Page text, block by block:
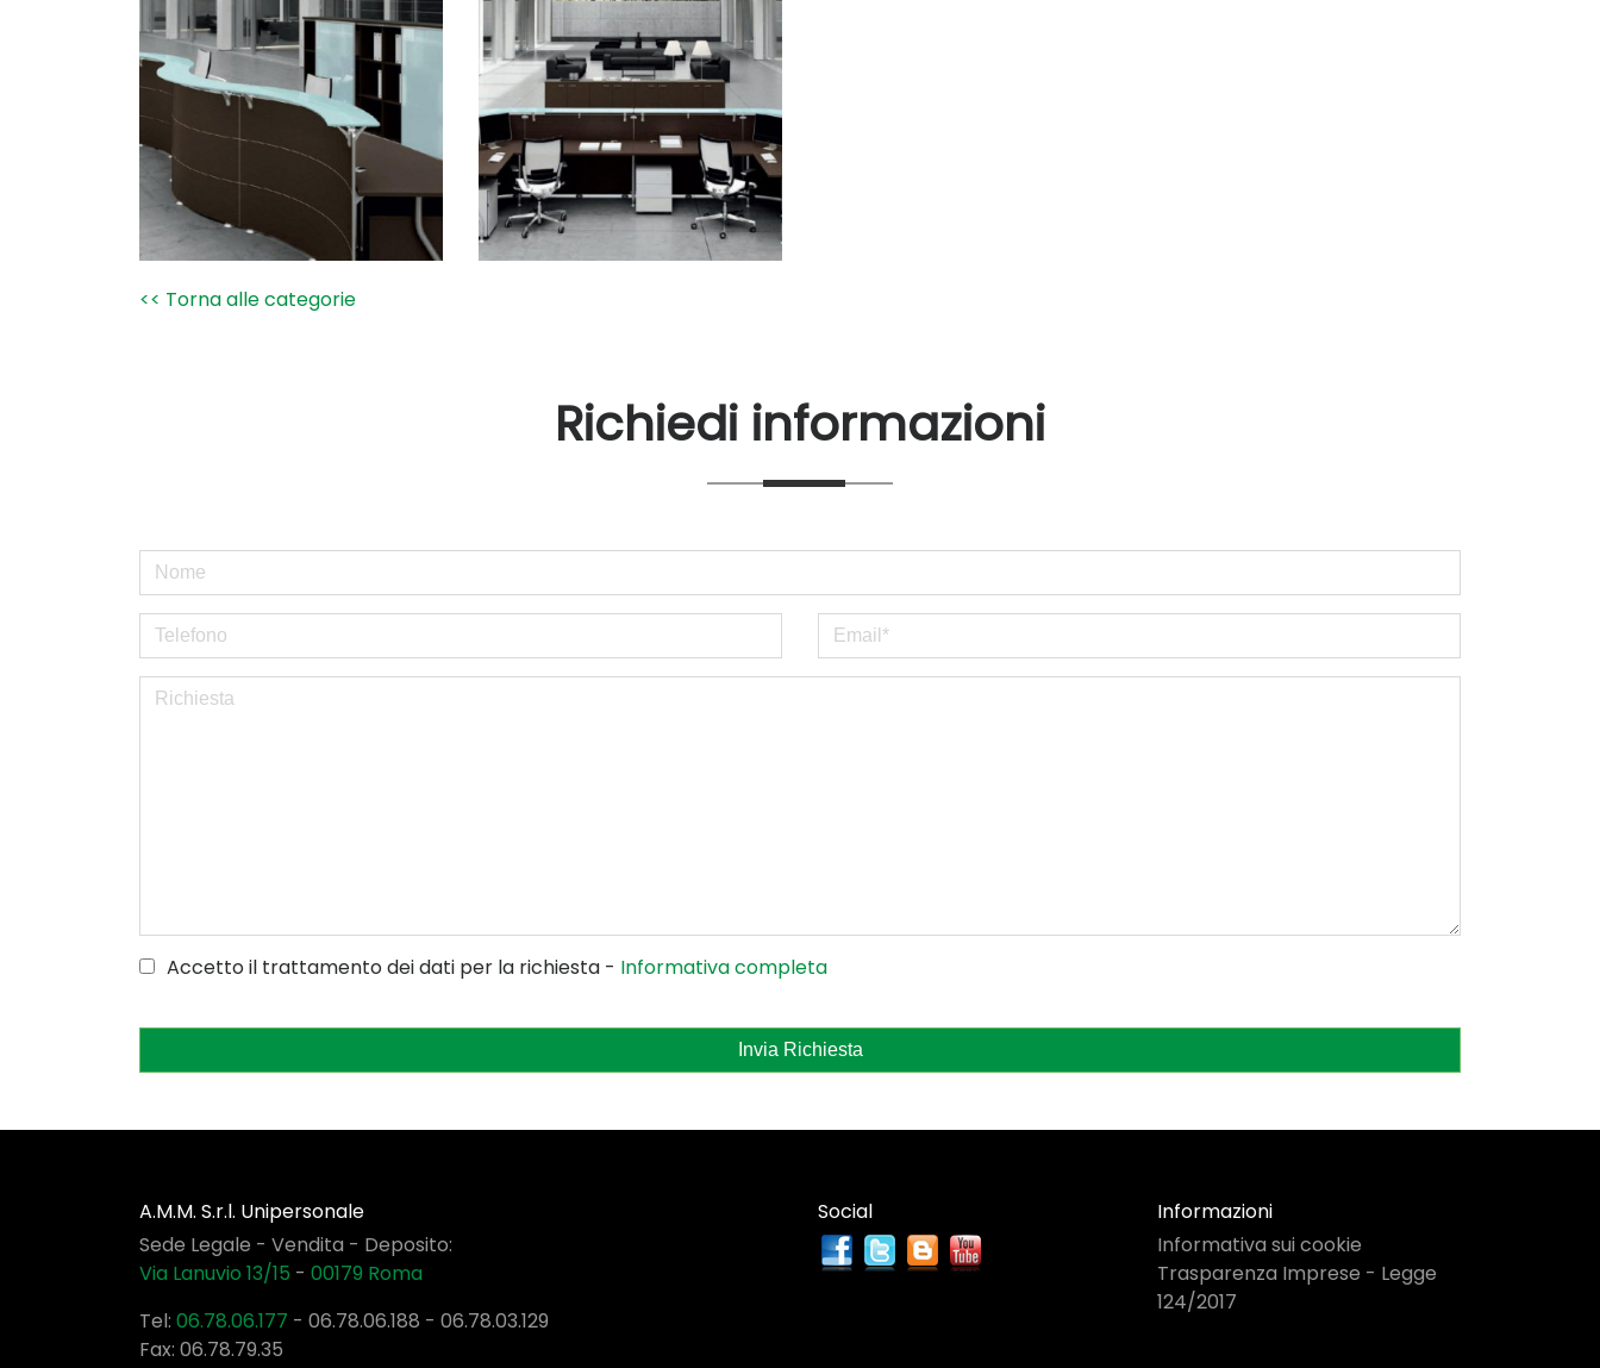
<< Torna alle categorie
Richiedi informazioni
Accetto il trattamento dei dati per la richiesta - Informativa completa
Invia Richiesta
A.M.M. S.r.l. Unipersonale
Sede Legale - Vendita - Deposito:
Via Lanuvio 13/15 - 00179 Roma
Tel: 06.78.06.177 - 06.78.06.188 - 06.78.03.129
Fax: 06.78.79.35
Social
Informazioni
Informativa sui cookie
Trasparenza Imprese - Legge
124/2017